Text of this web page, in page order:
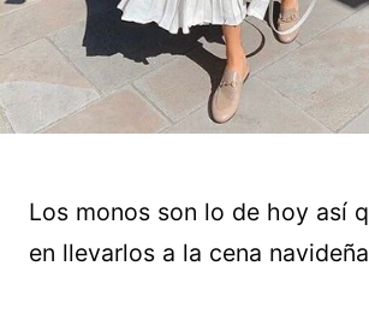
Los monos son lo de hoy así
en llevarlos a la cena